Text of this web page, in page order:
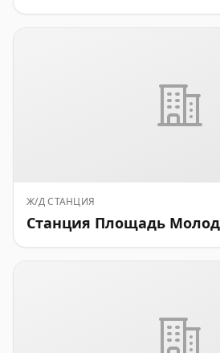
Ж/Д СТАНЦИЯ
Станция Площадь